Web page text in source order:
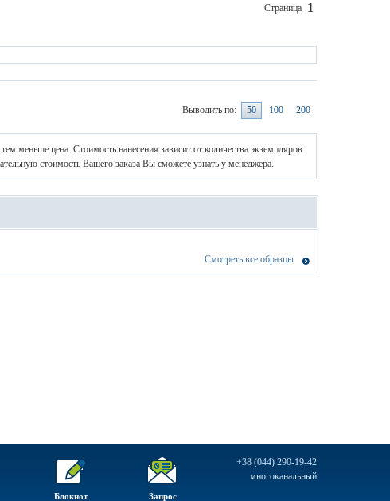
1
Страница
Выводить по: 50 100 200
меньше цена. Стоимость нанесения зависит от количества экземпляров
стоимость Вашего заказа Вы сможете узнать у менеджера.
Смотреть все образцы
+38 (044) 290-19-42
многоканальный
Запрос
Блокнот